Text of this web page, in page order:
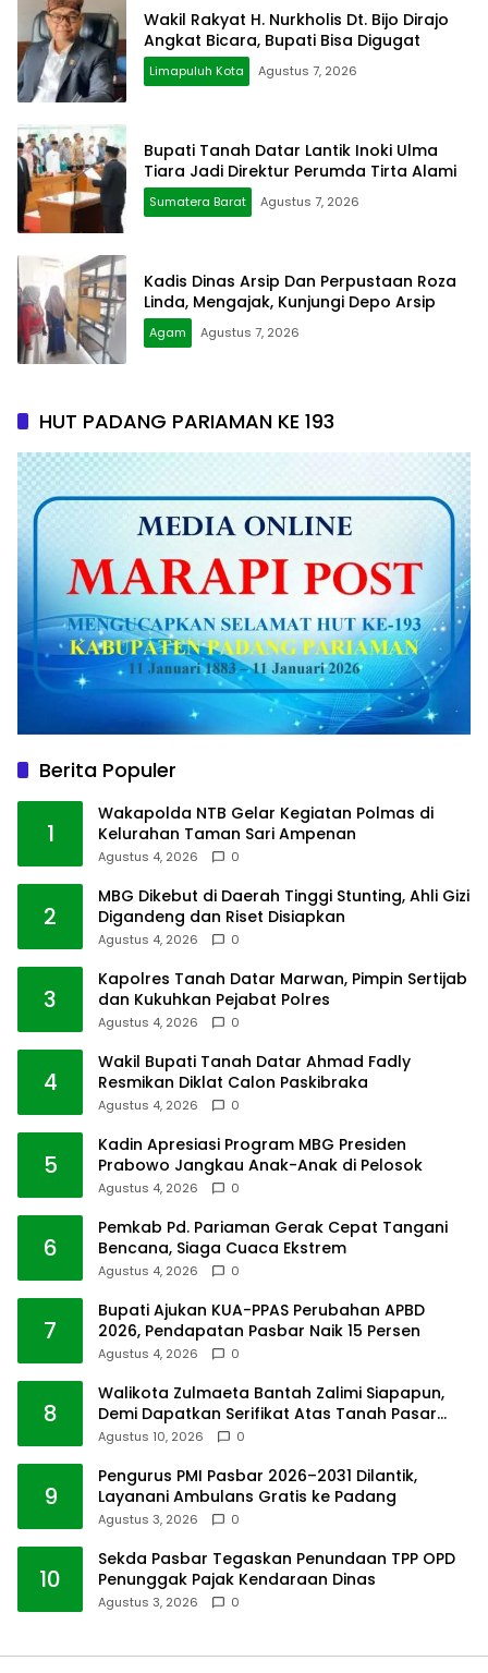
Wakil Rakyat H. Nurkholis Dt. Bijo Dirajo
Angkat Bicara, Bupati Bisa Digugat
Limapuluh Kota Agustus 7, 2026
Bupati Tanah Datar Lantik Inoki Ulma
Tiara Jadi Direktur Perumda Tirta Alami
Sumatera Barat Agustus 7, 2026
Kadis Dinas Arsip Dan Perpustaan Roza
Linda, Mengajak, Kunjungi Depo Arsip
Agam Agustus 7, 2026
HUT PADANG PARIAMAN KE 193
Berita Populer
1
Wakapolda NTB Gelar Kegiatan Polmas di
Kelurahan Taman Sari Ampenan
Agustus 4, 2026 0
2
MBG Dikebut di Daerah Tinggi Stunting, Ahli Gizi
Digandeng dan Riset Disiapkan
Agustus 4, 2026 0
3
Kapolres Tanah Datar Marwan, Pimpin Sertijab
dan Kukuhkan Pejabat Polres
Agustus 4, 2026 0
4
Wakil Bupati Tanah Datar Ahmad Fadly
Resmikan Diklat Calon Paskibraka
Agustus 4, 2026 0
5
Kadin Apresiasi Program MBG Presiden
Prabowo Jangkau Anak-Anak di Pelosok
Agustus 4, 2026 0
6
Pemkab Pd. Pariaman Gerak Cepat Tangani
Bencana, Siaga Cuaca Ekstrem
Agustus 4, 2026 0
7
Bupati Ajukan KUA-PPAS Perubahan APBD
2026, Pendapatan Pasbar Naik 15 Persen
Agustus 4, 2026 0
8
Walikota Zulmaeta Bantah Zalimi Siapapun,
Demi Dapatkan Serifikat Atas Tanah Pasar
Payakumbuh
Agustus 10, 2026 0
9
Pengurus PMI Pasbar 2026–2031 Dilantik,
Layanani Ambulans Gratis ke Padang
Agustus 3, 2026 0
10
Sekda Pasbar Tegaskan Penundaan TPP OPD
Penunggak Pajak Kendaraan Dinas
Agustus 3, 2026 0